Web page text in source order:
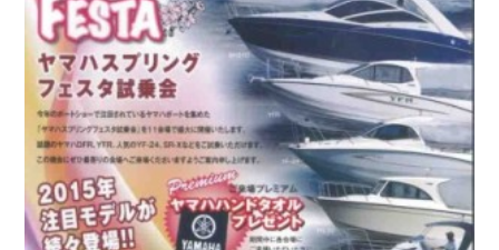
採用情報
Recruit
リンク集
Link